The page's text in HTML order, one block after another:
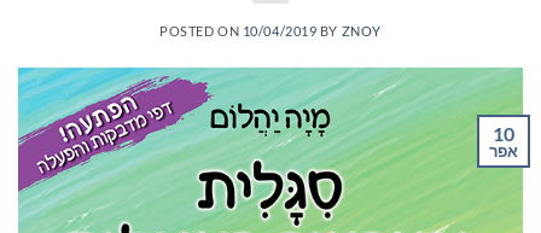
POSTED ON 10/04/2019 BY ZNOY
10
אפר